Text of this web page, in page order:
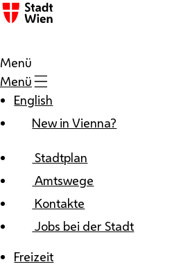
Zum Inhalt
Menü
Menü
English
New in Vienna?
Stadtplan
Amtswege
Kontakte
Jobs bei der Stadt
Freizeit